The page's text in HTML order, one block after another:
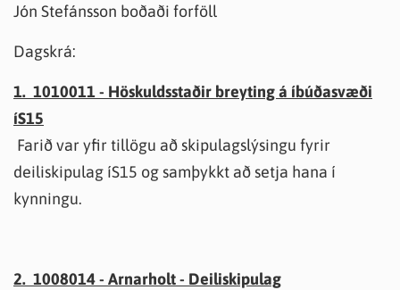
Jón Stefánsson boðaði forföll
Dagskrá:
1. 1010011 - Höskuldsstaðir breyting á íbúðasvæði
íS15
Farið var yfir tillögu að skipulagslýsingu fyrir
deiliskipulag íS15 og samþykkt að setja hana í
kynningu.
2. 1008014 - Arnarholt - Deiliskipulag